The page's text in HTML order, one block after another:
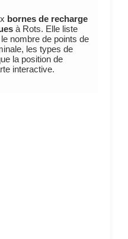
bornes de recharge
à Rots. Elle liste
nombre de points de
les types de
la position de
interactive.